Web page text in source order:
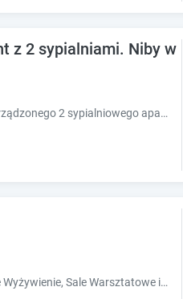
z 2 sypialniami. Niby w
Zapraszamy Państwa do komfortowo urządzonego 2 sypialniowego apartamentu z łazienką i w pełni wyposażoną kuchnią. W samym sercu miasta!
Willa Józef: Idealna Baza dla Grup! Pełne Wyżywienie, Sale Warsztatowe i Basen 50m od Stoku Harenda.